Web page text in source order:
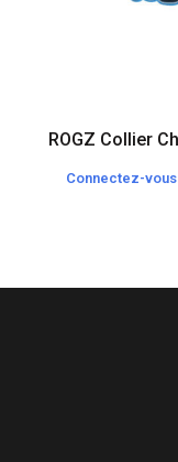
ROGZ Collier
Connectez-